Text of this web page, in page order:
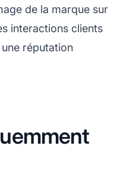
de la marque sur
interactions clients
réputation